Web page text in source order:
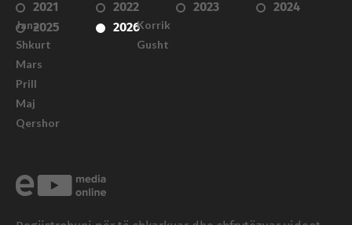
2021
2022 2023
2024
2025
2026
Janar
Shkurt
Mars
Prill
Maj
Qershor
Korrik
Gusht